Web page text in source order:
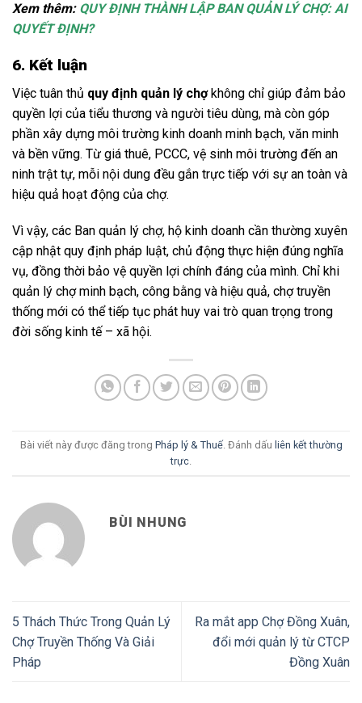
Xem thêm: QUY ĐỊNH THÀNH LẬP BAN QUẢN LÝ CHỢ: AI
QUYẾT ĐỊNH?
6. Kết luận
Việc tuân thủ quy định quản lý chợkhông chỉ giúp đảm bảo
quyền lợi của tiểu thương và người tiêu dùng, mà còn góp
phần xây dựng môi trường kinh doanh minh bạch, văn minh
và bền vững. Từ giá thuê, PCCC, vệ sinh môi trường đến an
ninh trật tự, mỗi nội dung đều gắn trực tiếp với sự an toàn và
hiệu quả hoạt động của chợ.
Vì vậy, các Ban quản lý chợ, hộ kinh doanh cần thường xuyên
cập nhật quy định pháp luật, chủ động thực hiện đúng nghĩa
vụ, đồng thời bảo vệ quyền lợi chính đáng của mình. Chỉ khi
quản lý chợ minh bạch, công bằng và hiệu quả, chợ truyền
thống mới có thể tiếp tục phát huy vai trò quan trọng trong
đời sống kinh tế – xã hội.
Bài viết này được đăng trong Pháp lý & Thuế. Đánh dấu liên kết thường
trực
BÙI NHUNG
5 Thách Thức Trong Quản Lý
Chợ Truyền Thống Và Giải
Pháp
Ra mắt app Chợ Đồng Xuân,
đổi mới quản lý từ CTCP
Đồng Xuân